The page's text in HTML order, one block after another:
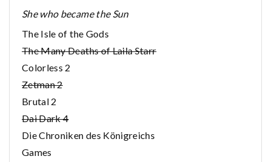
She who became the Sun
The Isle of the Gods
The Many Deaths of Laila Starr
Colorless 2
Zetman 2
Brutal 2
Dai Dark 4
Die Chroniken des Königreichs
Games